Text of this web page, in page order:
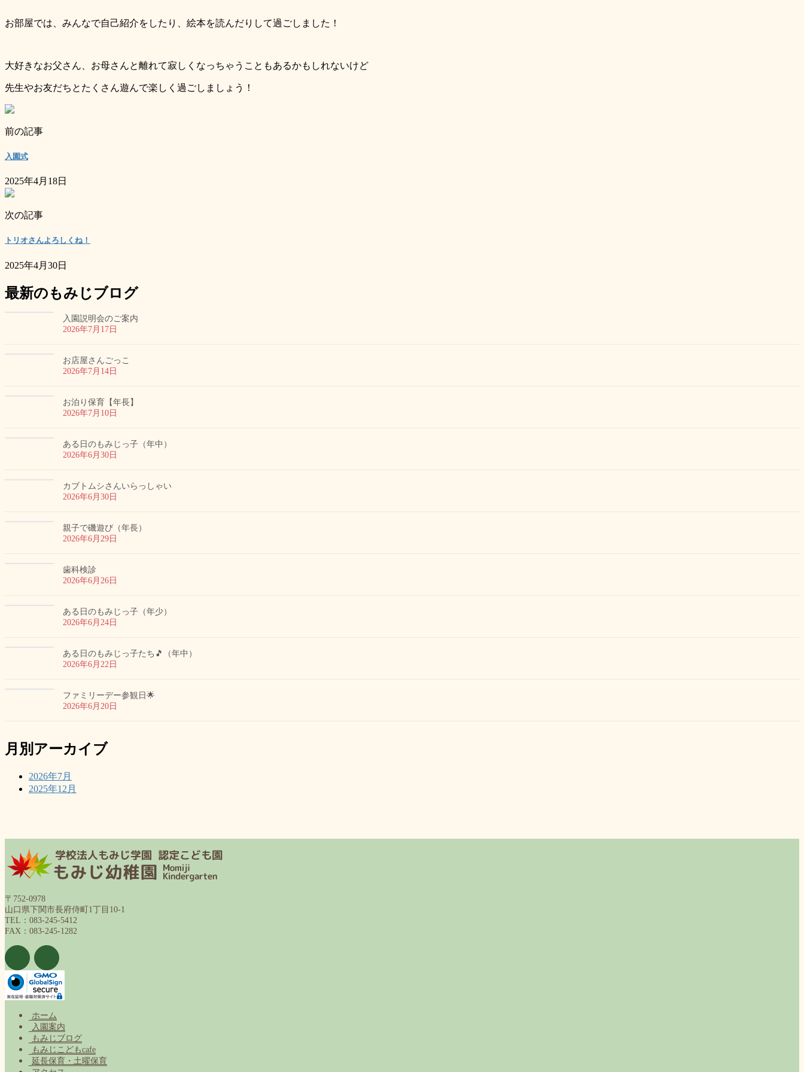
お部屋では、みんなで自己紹介をしたり、絵本を読んだりして過ごしました！
大好きなお父さん、お母さんと離れて寂しくなっちゃうこともあるかもしれないけど
先生やお友だちとたくさん遊んで楽しく過ごしましょう！
前の記事
入園式
2025年4月18日
次の記事
トリオさんよろしくね！
2025年4月30日
最新のもみじブログ
入園説明会のご案内
2026年7月17日
お店屋さんごっこ
2026年7月14日
お泊り保育【年長】
2026年7月10日
ある日のもみじっ子（年中）
2026年6月30日
カブトムシさんいらっしゃい
2026年6月30日
親子で磯遊び（年長）
2026年6月29日
歯科検診
2026年6月26日
ある日のもみじっ子（年少）
2026年6月24日
ある日のもみじっ子たち🎵（年中）
2026年6月22日
ファミリーデー参観日🌟
2026年6月20日
月別アーカイブ
2026年7月
2025年12月
〒752-0978
山口県下関市長府侍町1丁目10-1
TEL：083-245-5412
FAX：083-245-1282
ホーム
入園案内
もみじブログ
もみじこどもcafe
延長保育・土曜保育